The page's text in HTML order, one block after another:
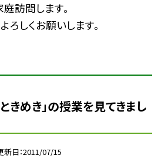
訪問します。
ろしくお願いします。
きめき」の授業を見てきまし
新日 2011/07/15